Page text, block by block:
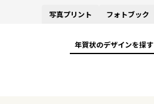
写真プリント フォトブック
年賀状のデザインを探す